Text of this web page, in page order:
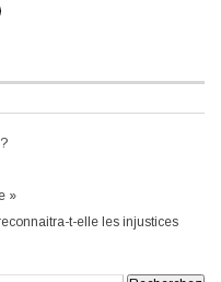
»
t-elle les injustices